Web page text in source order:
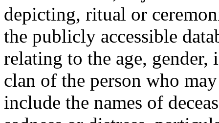
depicting, ritual or
the publicly accessible
relating to the age,
clan of the person who
include the names of